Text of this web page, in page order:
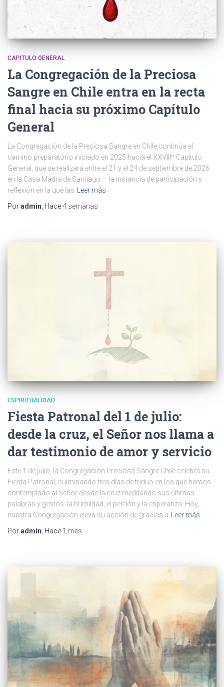
CAPITULO GENERAL
La Congregación de la Preciosa
Sangre en Chile entra en la recta
final hacia su próximo Capítulo
General
La Congregación de la Preciosa Sangre en Chile continúa el
camino preparatorio iniciado en 2025 hacia el XXVIIIº Capítulo
General, que se realizará entre el 21 y el 24 de septiembre de 2026
en la Casa Madre de Santiago — la instancia de participación y
reflexión en la que las
Leer más
Poradmin , Hace4 semanas
ESPIRITUALIDAD
Fiesta Patronal del 1 de julio:
desde la cruz, el Señor nos llama a
dar testimonio de amor y servicio
Este 1 de julio, la Congregación Preciosa Sangre Chile celebra su
Fiesta Patronal, culminando tres días de triduo en los que hemos
contemplado al Señor desde la cruz meditando sus últimas
palabras y gestos: la humildad, el perdón y la esperanza. Hoy,
nuestra Congregación eleva su acción de gracias a Leer más
Poradmin, Hace 1 mes